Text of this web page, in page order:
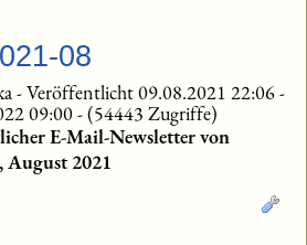
08
-Veröffentlicht 09.08.2021 22:06-
09:00-(54443 Zugriffe)
E-Mail-Newsletter von
2021